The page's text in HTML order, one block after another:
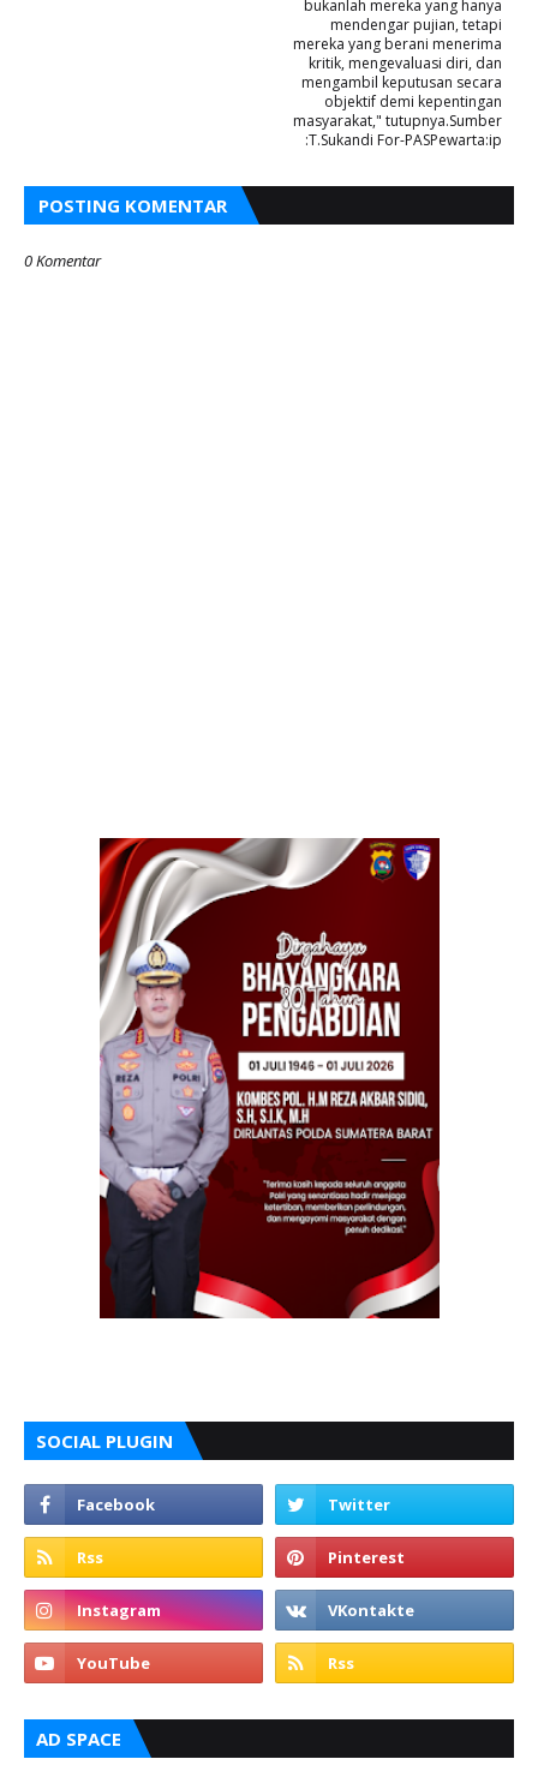
bukanlah mereka yang hanya
mendengar pujian, tetapi
mereka yang berani menerima
kritik, mengevaluasi diri, dan
mengambil keputusan secara
objektif demi kepentingan
masyarakat," tutupnya.Sumber
:T.Sukandi For-PASPewarta:ip
POSTING KOMENTAR
0 Komentar
SOCIAL PLUGIN
AD SPACE